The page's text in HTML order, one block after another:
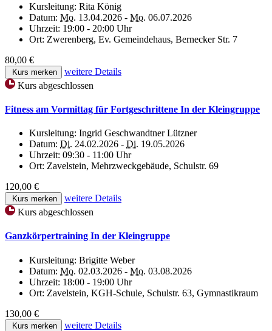
Kursleitung: Rita König
Datum: Mo. 13.04.2026 - Mo. 06.07.2026
Uhrzeit: 19:00 - 20:00 Uhr
Ort: Zwerenberg, Ev. Gemeindehaus, Bernecker Str. 7
80,00 €
Kurs merken
weitere Details
Kurs abgeschlossen
Fitness am Vormittag für Fortgeschrittene In der Kleingruppe
Kursleitung: Ingrid Geschwandtner Lützner
Datum: Di. 24.02.2026 - Di. 19.05.2026
Uhrzeit: 09:30 - 11:00 Uhr
Ort: Zavelstein, Mehrzweckgebäude, Schulstr. 69
120,00 €
Kurs merken
weitere Details
Kurs abgeschlossen
Ganzkörpertraining In der Kleingruppe
Kursleitung: Brigitte Weber
Datum: Mo. 02.03.2026 - Mo. 03.08.2026
Uhrzeit: 18:00 - 19:00 Uhr
Ort: Zavelstein, KGH-Schule, Schulstr. 63, Gymnastikraum
130,00 €
Kurs merken
weitere Details